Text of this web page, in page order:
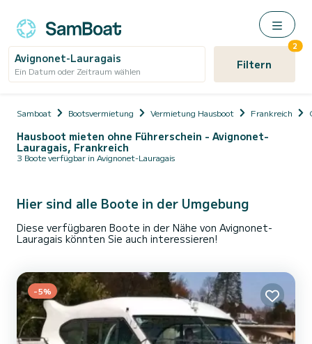
Avignonet-Lauragais
Ein Datum oder Zeitraum wählen Filtern
2
Samboat Bootsvermietung Vermietung Hausboot Frankreich
Hausboot mieten ohne Führerschein - Avignonet-
Lauragais, Frankreich
3 Boote verfügbar in Avignonet-Lauragais
Hier sind alle Boote in der Umgebung
Diese verfügbaren Boote in der Nähe von Avignonet-
Lauragais könnten Sie auch interessieren!
-5%